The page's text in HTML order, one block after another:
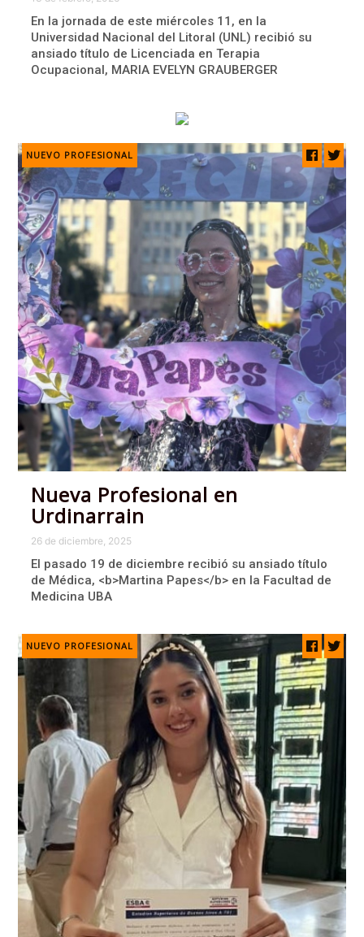
En la jornada de este miércoles 11, en la
Universidad Nacional del Litoral (UNL) recibió su
ansiado título de Licenciada en Terapia
Ocupacional, MARIA EVELYN GRAUBERGER
NUEVO PROFESIONAL
Nueva Profesional en
Urdinarrain
26 de diciembre, 2025
El pasado 19 de diciembre recibió su ansiado título
de Médica, <b>Martina Papes</b> en la Facultad de
Medicina UBA
NUEVO PROFESIONAL